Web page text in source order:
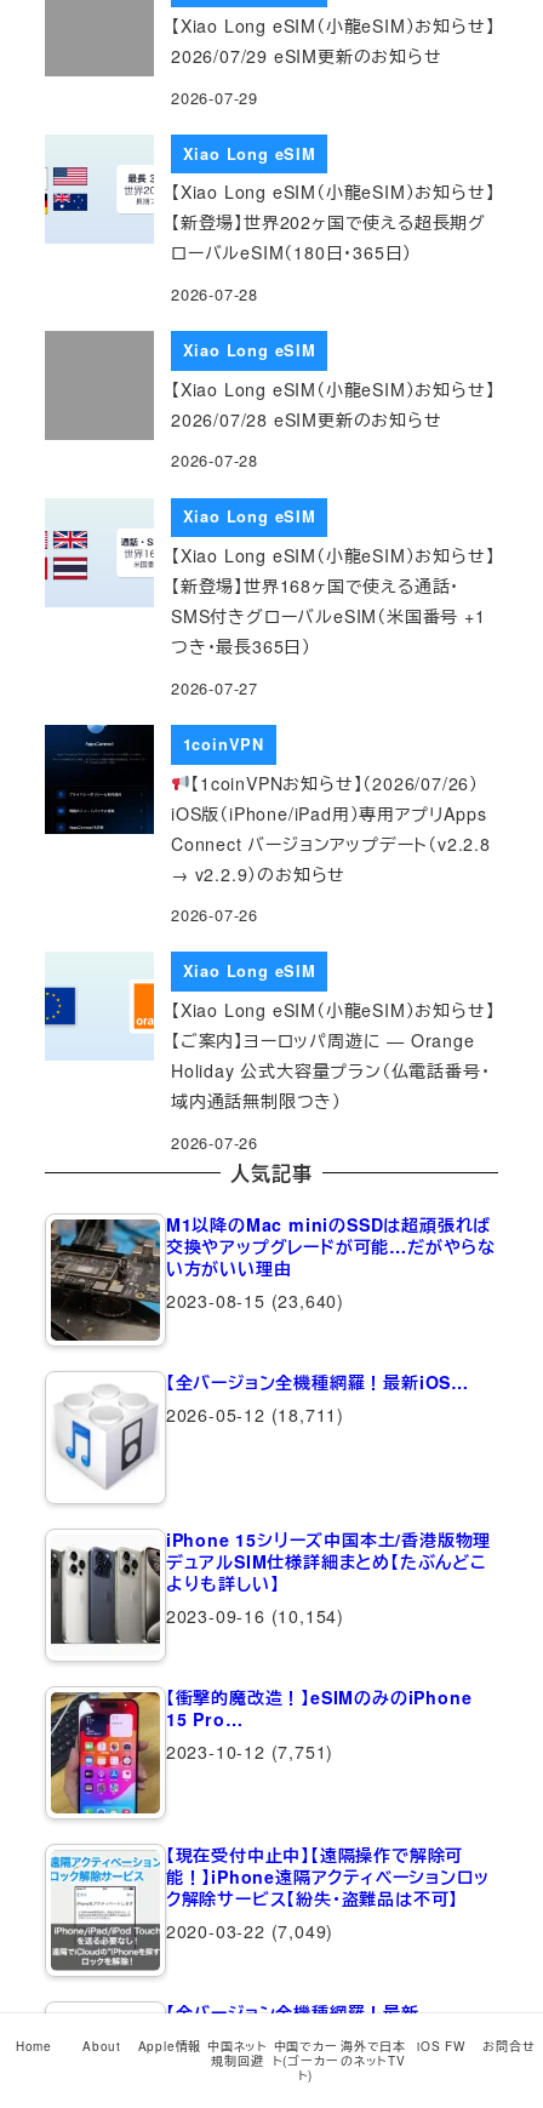
【Xiao Long eSIM（小龍eSIM）お知らせ】
2026/07/29 eSIM更新のお知らせ
2026-07-29
Xiao Long eSIM
【Xiao Long eSIM（小龍eSIM）お知らせ】
【新登場】世界202ヶ国で使える超長期グ
ローバルeSIM（180日・365日）
2026-07-28
Xiao Long eSIM
【Xiao Long eSIM（小龍eSIM）お知らせ】
2026/07/28 eSIM更新のお知らせ
2026-07-28
Xiao Long eSIM
【Xiao Long eSIM（小龍eSIM）お知らせ】
【新登場】世界168ヶ国で使える通話・
SMS付きグローバルeSIM（米国番号 +1
つき・最長365日）
2026-07-27
1coinVPN
【1coinVPNお知らせ】（2026/07/26）
iOS版（iPhone/iPad用）専用アプリApps
Connect バージョンアップデート（v2.2.8
→ v2.2.9）のお知らせ
2026-07-26
Xiao Long eSIM
【Xiao Long eSIM（小龍eSIM）お知らせ】
【ご案内】ヨーロッパ周遊に — Orange
Holiday 公式大容量プラン（仏電話番号・
域内通話無制限つき）
2026-07-26
人気記事
M1以降のMac miniのSSDは超頑張れば
交換やアップグレードが可能…だがやらな
い方がいい理由
2023-08-15 (23,640)
【全バージョン全機種網羅！最新iOS…
2026-05-12 (18,711)
iPhone 15シリーズ中国本土/香港版物理
デュアルSIM仕様詳細まとめ【たぶんどこ
よりも詳しい】
2023-09-16 (10,154)
【衝撃的魔改造！】eSIMのみのiPhone
15 Pro…
2023-10-12 (7,751)
【現在受付中止中】【遠隔操作で解除可
能！】iPhone遠隔アクティベーションロッ
ク解除サービス【紛失・盗難品は不可】
2020-03-22 (7,049)
【全バージョン全機種網羅！最新
2026-05-12 (6,918)
Home About Apple情報 中国ネット
規制回避
中国でカー
ト(ゴーカー
ト)
海外で日本
のネットTV
iOS FW お問合せ